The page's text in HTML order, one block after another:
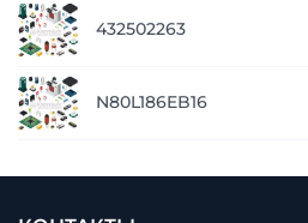
432502263
N80L186EB16